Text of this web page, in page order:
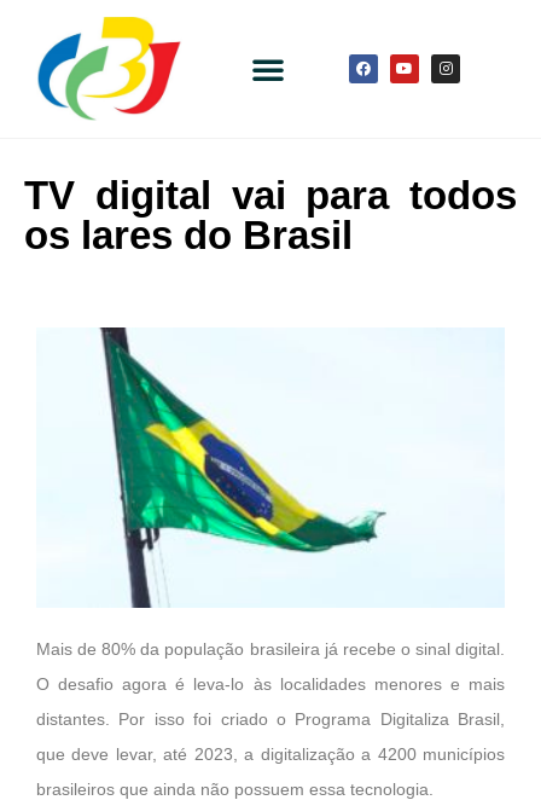
TV digital vai para todos
os lares do Brasil
Mais de 80% da população brasileira já recebe o sinal digital.
O desafio agora é leva-lo às localidades menores e mais
distantes. Por isso foi criado o Programa Digitaliza Brasil,
que deve levar, até 2023, a digitalização a 4200 municípios
brasileiros que ainda não possuem essa tecnologia.